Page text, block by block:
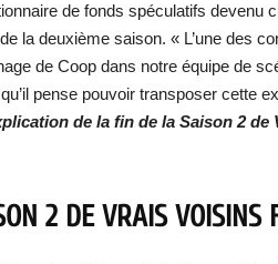
de fonds spéculatifs devenu
la deuxième saison. « L’une des
de Coop dans notre équipe de
pense pouvoir transposer cette
de la fin de la Saison 2 de
2 DE VRAIS VOISINS